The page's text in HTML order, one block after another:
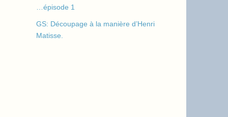
…épisode 1
GS: Découpage à la manière d’Henri
Matisse.